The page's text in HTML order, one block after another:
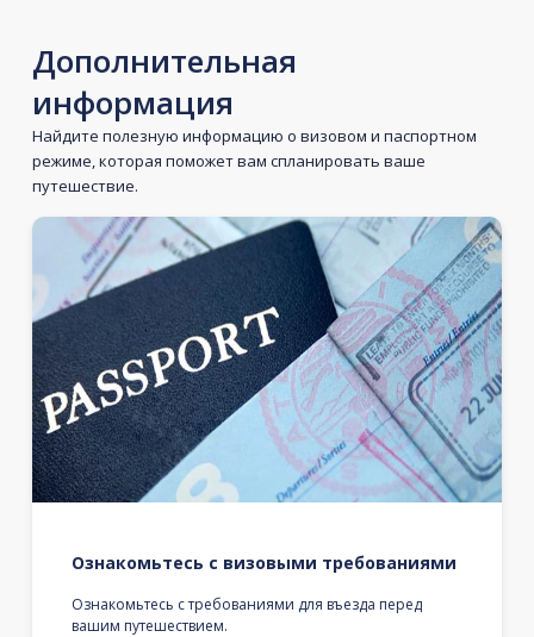
Дополнительная
информация
Найдите полезную информацию о визовом и паспортном
режиме, которая поможет вам спланировать ваше
путешествие.
Ознакомьтесь с визовыми требованиями
Ознакомьтесь с требованиями для въезда перед
вашим путешествием.